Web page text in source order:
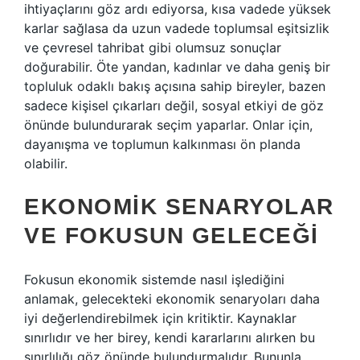
ihtiyaçlarını göz ardı ediyorsa, kısa vadede yüksek
karlar sağlasa da uzun vadede toplumsal eşitsizlik
ve çevresel tahribat gibi olumsuz sonuçlar
doğurabilir. Öte yandan, kadınlar ve daha geniş bir
topluluk odaklı bakış açısına sahip bireyler, bazen
sadece kişisel çıkarları değil, sosyal etkiyi de göz
önünde bulundurarak seçim yaparlar. Onlar için,
dayanışma ve toplumun kalkınması ön planda
olabilir.
EKONOMIK SENARYOLAR
VE FOKUSUN GELECEĞI
Fokusun ekonomik sistemde nasıl işlediğini
anlamak, gelecekteki ekonomik senaryoları daha
iyi değerlendirebilmek için kritiktir. Kaynaklar
sınırlıdır ve her birey, kendi kararlarını alırken bu
sınırlılığı göz önünde bulundurmalıdır. Bununla